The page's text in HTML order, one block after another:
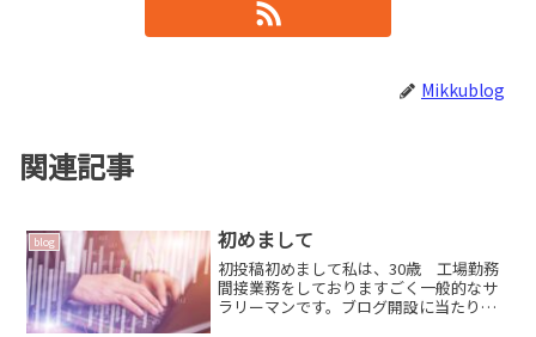
Mikkublog
関連記事
blog 初めまして
初投稿初めまして私は、30歳 工場勤務
間接業務をしておりますごく一般的なサ
ラリーマンです。ブログ開設に当たりブ